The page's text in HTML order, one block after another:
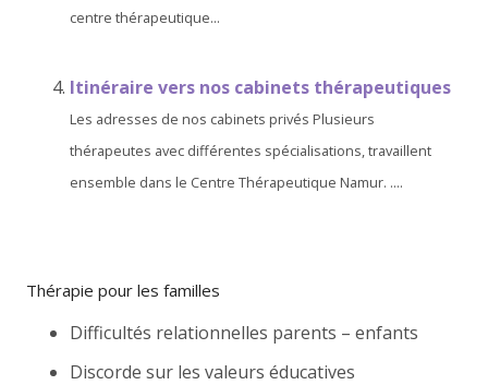
centre thérapeutique...
Itinéraire vers nos cabinets thérapeutiques
Les adresses de nos cabinets privés Plusieurs
thérapeutes avec différentes spécialisations, travaillent
ensemble dans le Centre Thérapeutique Namur. ....
Thérapie pour les familles
Difficultés relationnelles parents – enfants
Discorde sur les valeurs éducatives